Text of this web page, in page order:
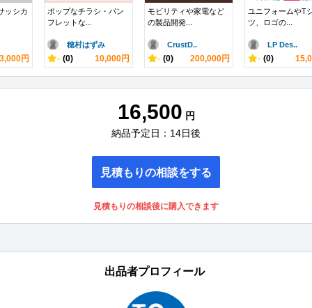
ッシカ
3,000円
ポップなチラシ・パン
フレットな...
穂村はずみ
- (0) 10,000円
モビリティや家電など
の製品開発...
CrustD..
- (0) 200,000円
ユニフォームやT
ツ、ロゴの...
LP Des..
- (0)
16,500 円
納品予定日：14日後
見積もりの相談をする
見積もりの相談後に購入できます
出品者プロフィール